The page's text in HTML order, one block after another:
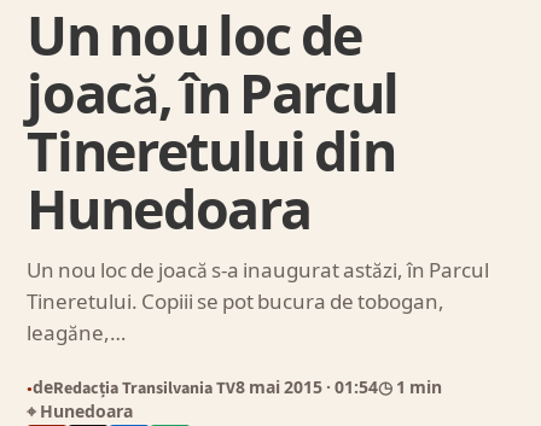
Un nou loc de
joacă, în Parcul
Tineretului din
Hunedoara
Un nou loc de joacă s-a inaugurat astăzi, în Parcul
Tineretului. Copiii se pot bucura de tobogan,
leagăne,…
●deRedacția Transilvania TV8 mai 2015 · 01:54◷ 1 min
⌖ Hunedoara